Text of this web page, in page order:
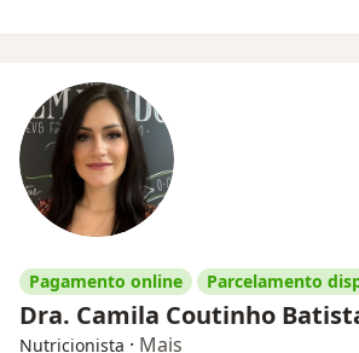
Pagamento online Parcelamento
Dra. Camila Coutinho
Nutricionista · Mais